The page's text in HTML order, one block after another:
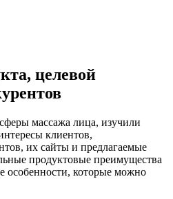
целевой
массажа лица, изучили
клиентов,
их сайты и предлагаемые
продуктовые преимущества
особенности, которые можно